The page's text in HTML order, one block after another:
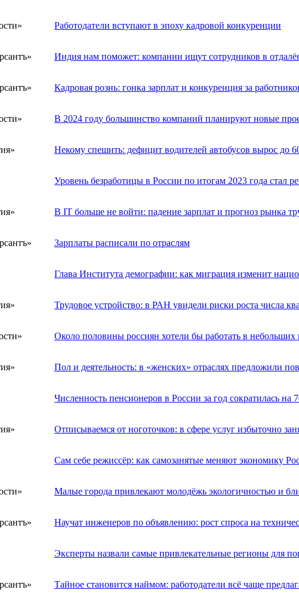
Работодатели вступают в эпоху кадровой конкуренции
Индия нам поможет: компании ищут сотрудников в
Кадровая рознь: гонка зарплат и конкуренция за
В 2024 году большинство компаний планируют новые
Некому спешить: дефицит водителей автобусов вырос до
Уровень безработицы в России по итогам 2023 года стал
В IT больше не войти: падение зарплат и прогноз рынка
Зарплаты расписали по отраслям
Глава Института демографии: как миграция изменит
Трудовое устройство: в РАН увидели риски роста числа
Около половины россиян хотели бы работать в небольших
Пол и деятельность: в «женских» отраслях предложили
Численность пенсионеров в России за год сократилась на
Отписываемся от ноготочков: в сфере услуг избыточно
Сам себе режиссёр: как самозанятые меняют экономику
Малые города привлекают молодёжь экологичностью и
Научат инженеров по объявлению: рост спроса на
Эксперты назвали самые привлекательные регионы для
Тайное становится наймом: работодатели всё чаще